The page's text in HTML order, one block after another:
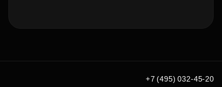
+7 (495) 032-45-20